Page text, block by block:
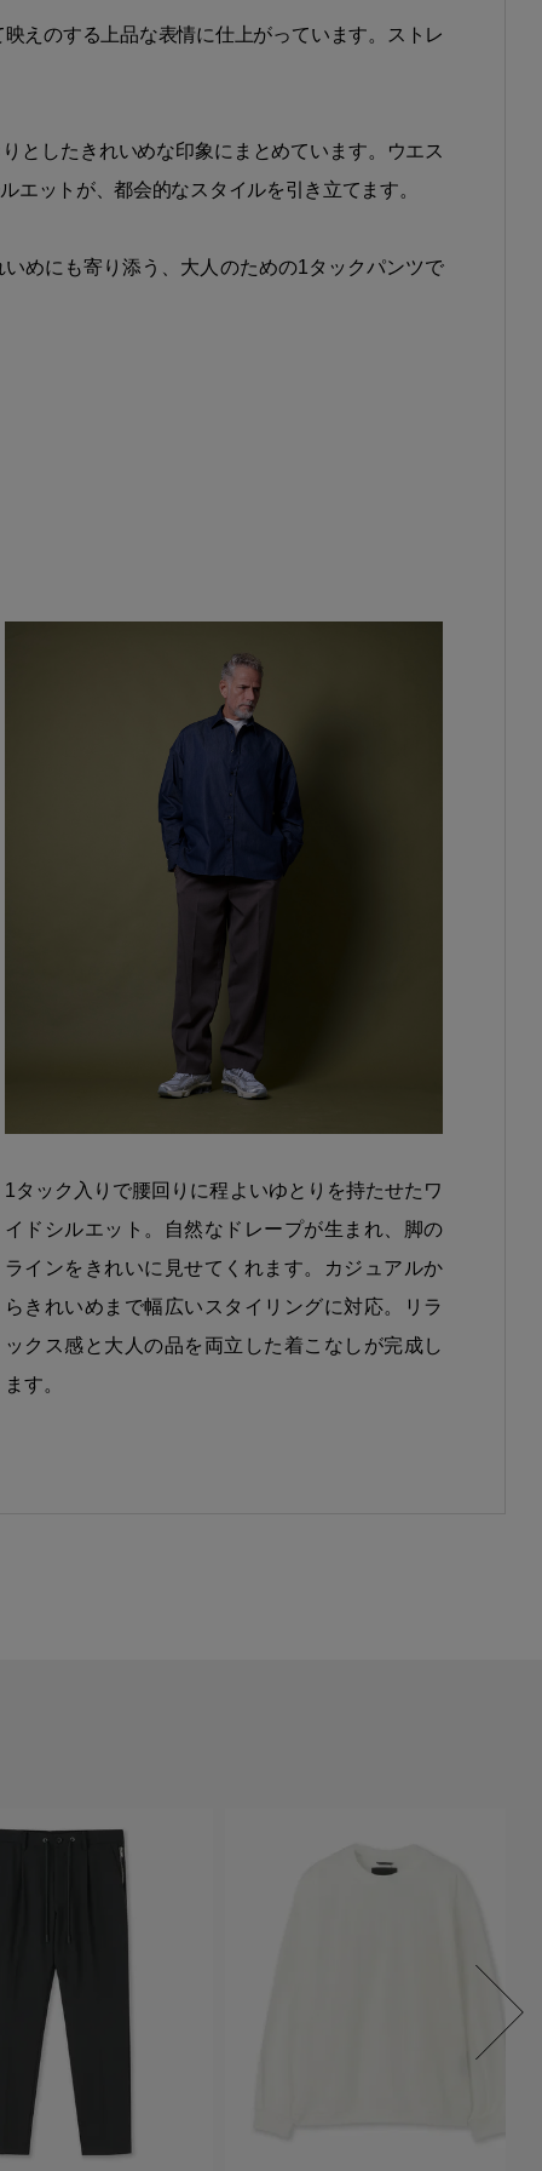
えのする上品な表情に仕上がっています。ストレ
としたきれいめな印象にまとめています。ウエス
エットが、都会的なスタイルを引き立てます。
めにも寄り添う、大人のための1タックパンツで
1タック入りで腰回りに程よいゆとりを持たせたワ
イドシルエット。自然なドレープが生まれ、脚の
ラインをきれいに見せてくれます。カジュアルか
らきれいめまで幅広いスタイリングに対応。リラ
ックス感と大人の品を両立した着こなしが完成し
ます。